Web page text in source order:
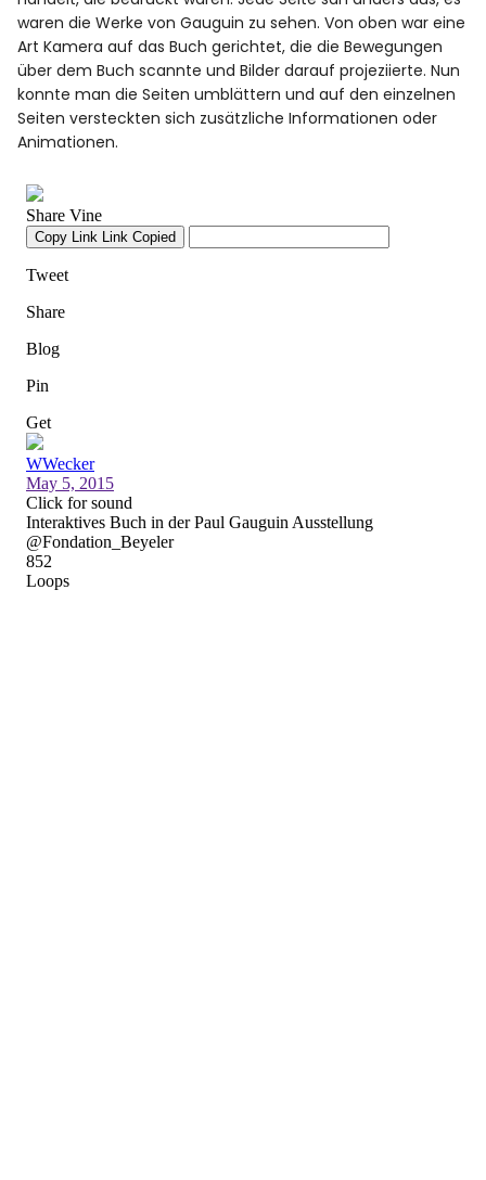
waren die Werke von Gauguin zu sehen. Von oben war eine
Art Kamera auf das Buch gerichtet, die die Bewegungen
über dem Buch scannte und Bilder darauf projeziierte. Nun
konnte man die Seiten umblättern und auf den einzelnen
Seiten versteckten sich zusätzliche Informationen oder
Animationen.